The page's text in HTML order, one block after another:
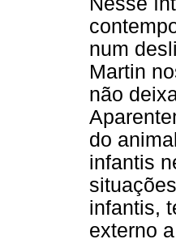
num
Martin
não
do
infantis
infantis,
externo